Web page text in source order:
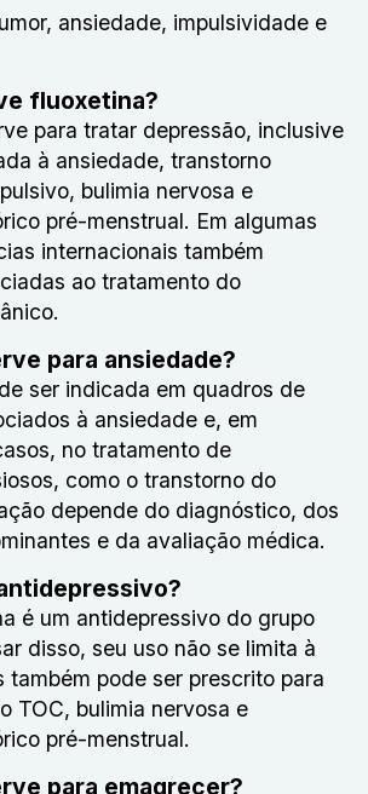
ansiedade, impulsividade e
fluoxetina?
para tratar depressão, inclusive
à ansiedade, transtorno
bulimia nervosa e
pré-menstrual. Em algumas
internacionais também
ao tratamento do
para ansiedade?
ser indicada em quadros de
à ansiedade e, em
no tratamento de
como o transtorno do
depende do diagnóstico, dos
e da avaliação médica.
é um antidepressivo do grupo
disso, seu uso não se limita à
também pode ser prescrito para
TOC, bulimia nervosa e
pré-menstrual.
para emagrecer?